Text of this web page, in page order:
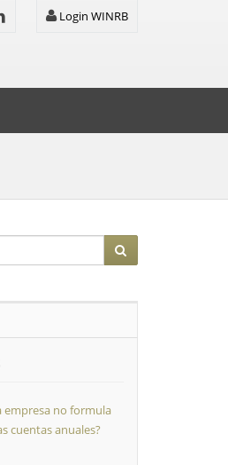
Login WINRB
empresa no formula
cuentas anuales?